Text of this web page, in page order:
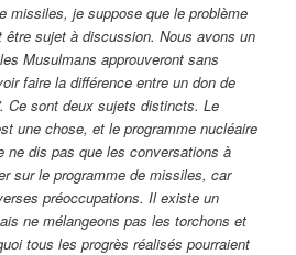
missiles, je suppose que le problème
être sujet à discussion. Nous avons un
Musulmans approuveront sans
faire la différence entre un don de
Ce sont deux sujets distincts. Le
une chose, et le programme nucléaire
ne dis pas que les conversations à
sur le programme de missiles, car
préoccupations. Il existe un
ne mélangeons pas les torchons et
tous les progrès réalisés pourraient